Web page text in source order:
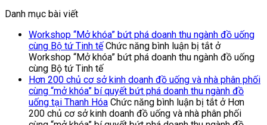
Danh mục bài viết
Workshop “Mở khóa” bứt phá doanh thu ngành đồ uống
cùng Bộ tứ Tinh tế Chức năng bình luận bị tắt ở
Workshop “Mở khóa” bứt phá doanh thu ngành đồ uống
cùng Bộ tứ Tinh tế
Hơn 200 chủ cơ sở kinh doanh đồ uống và nhà phân phối
cùng “mở khóa” bí quyết bứt phá doanh thu ngành đồ
uống tại Thanh Hóa Chức năng bình luận bị tắt ở Hơn
200 chủ cơ sở kinh doanh đồ uống và nhà phân phối